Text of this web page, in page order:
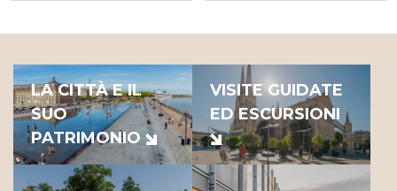
LA CITTÀ E IL
SUO
PATRIMONIO
VISITE GUIDATE
ED ESCURSIONI